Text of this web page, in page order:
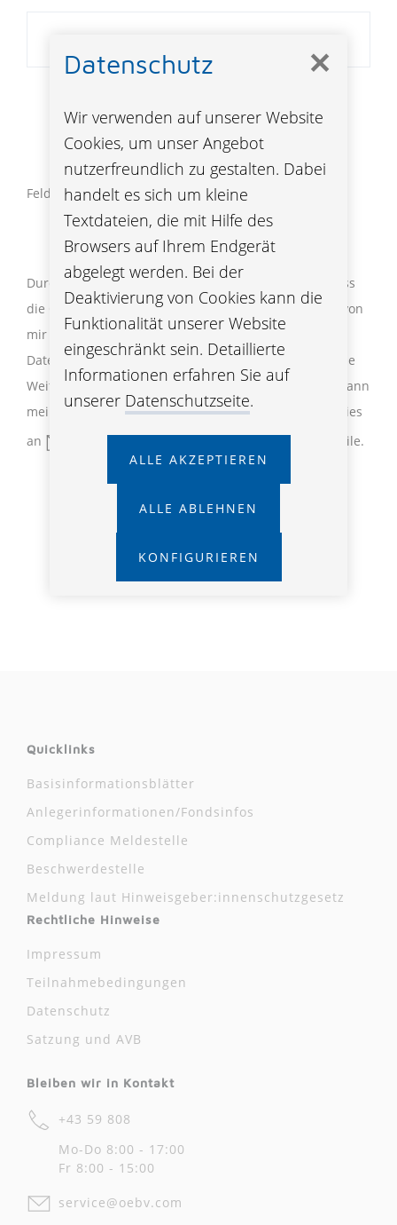
Felder markiert mit * sind Pflichtfelder
Durch das Absenden meiner Daten willige ich ein, dass
die Österreichische Beamtenversicherung, VVaG, die von
mir eingetragenen personenbezogenen
Daten verwendet, um mit mir in Kontakt zu treten. Eine
Weitergabe meiner Daten an Dritte erfolgt nicht. Ich kann
meine Zustimmung jederzeit widerrufen, indem ich dies
an
service@oebv.com oder 059 808 mitteile.
DATENSCHUTZHINWEISE
Quicklinks
Basisinformationsblätter
Anlegerinformationen/Fondsinfos
Compliance Meldestelle
Beschwerdestelle
Meldung laut Hinweisgeber:innenschutzgesetz
Rechtliche Hinweise
Impressum
Teilnahmebedingungen
Datenschutz
Satzung und AVB
Bleiben wir in Kontakt
+43 59 808
Mo-Do 8:00 - 17:00
Fr 8:00 - 15:00
service@oebv.com
✕
Datenschutz
Wir verwenden auf unserer Website
Cookies, um unser Angebot
nutzerfreundlich zu gestalten. Dabei
handelt es sich um kleine
Textdateien, die mit Hilfe des
Browsers auf Ihrem Endgerät
abgelegt werden. Bei der
Deaktivierung von Cookies kann die
Funktionalität unserer Website
eingeschränkt sein. Detaillierte
Informationen erfahren Sie auf
unserer Datenschutzseite.
ALLE AKZEPTIEREN
ALLE ABLEHNEN
KONFIGURIEREN